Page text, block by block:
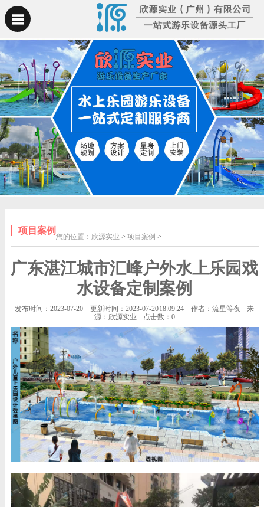
项目案例
您的位置： 欣源实业 > 项目案例 >
广东湛江城市汇峰户外水上乐园戏
水设备定制案例
发布时间：2023-07-20 更新时间：2023-07-20 18:09:24 作者：流星等夜
来
源：欣源实业
点击数：0